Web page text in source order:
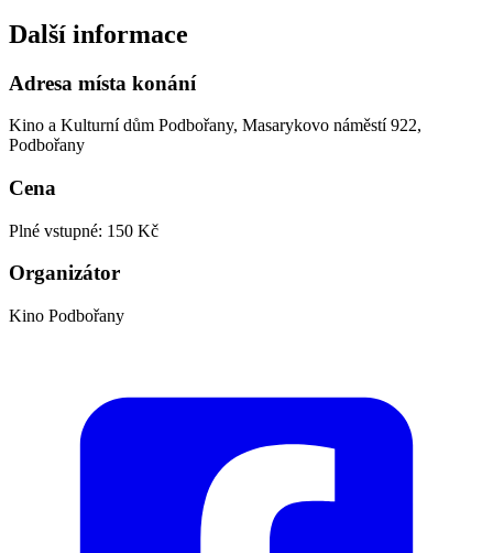
Další informace
Adresa místa konání
Kino a Kulturní dům Podbořany, Masarykovo náměstí 922,
Podbořany
Cena
Plné vstupné: 150 Kč
Organizátor
Kino Podbořany